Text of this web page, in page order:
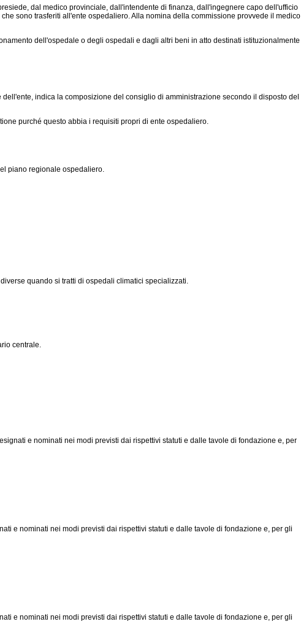
dal medico provinciale, dall'intendente di finanza, dall'ingegnere capo dell'ufficio
sono trasferiti all'ente ospedaliero. Alla nomina della commissione provvede il medico
dell'ospedale o degli ospedali e dagli altri beni in atto destinati istituzionalmente
indica la composizione del consiglio di amministrazione secondo il disposto del
purché questo abbia i requisiti propri di ente ospedaliero.
piano regionale ospedaliero.
quando si tratti di ospedali climatici specializzati.
centrale.
e nominati nei modi previsti dai rispettivi statuti e dalle tavole di fondazione e, per
e nominati nei modi previsti dai rispettivi statuti e dalle tavole di fondazione e, per gli
e nominati nei modi previsti dai rispettivi statuti e dalle tavole di fondazione e, per gli